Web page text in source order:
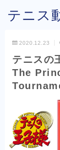
テニス
2020.12.23
テニスの
The